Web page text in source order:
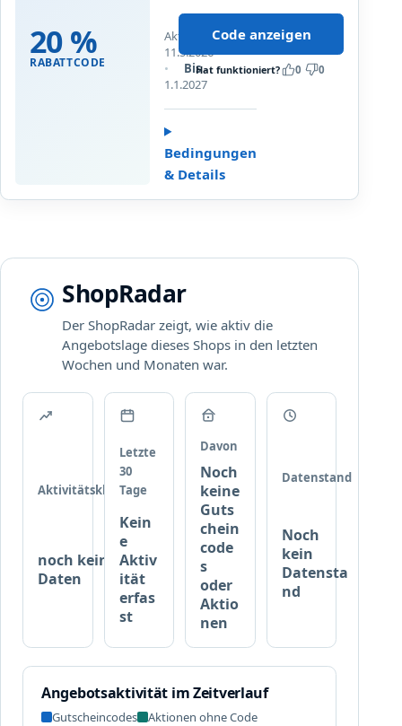
K
a
s
p
e
r
s
k
20 %
RABATTCODE
a
u
f
s
e
r
e
f
c
e
p
a
k
e
Aktualisiert
11.5.2026
Bis
1.1.2027
Bedingungen
& Details
Code anzeigen
Hat funktioniert? 0 0
ShopRadar
Der ShopRadar zeigt, wie aktiv die
Angebotslage dieses Shops in den letzten
Wochen und Monaten war.
Aktivitätsklasse
noch keine
Daten
Letzte
30
Tage
Kein
e
Aktiv
ität
erfas
st
Davon
Noch
keine
Guts
chein
code
s
oder
Aktio
nen
Datenstand
Noch
kein
Datensta
nd
Angebotsaktivität im Zeitverlauf
Gutscheincodes Aktionen ohne Code